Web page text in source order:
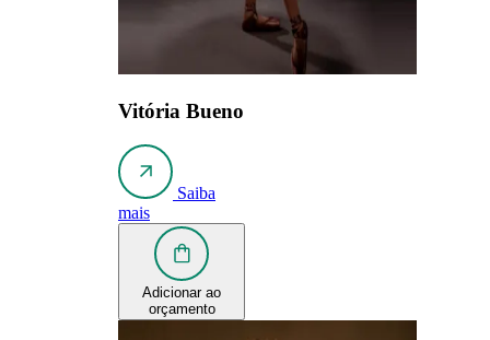
Vitória Bueno
Saiba
mais
Adicionar ao
orçamento